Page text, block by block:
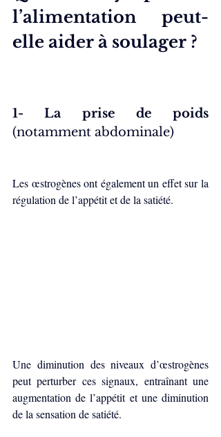
l’alimentation peut-
elle aider à soulager ?
1- La prise de poids
(notamment abdominale)
Les œstrogènes ont également un effet sur la
régulation de l’appétit et de la satiété.
Une diminution des niveaux d’œstrogènes
peut perturber ces signaux, entraînant une
augmentation de l’appétit et une diminution
de la sensation de satiété.